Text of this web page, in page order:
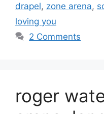
drapel, zone arena,
loving you
2 Comments
roger